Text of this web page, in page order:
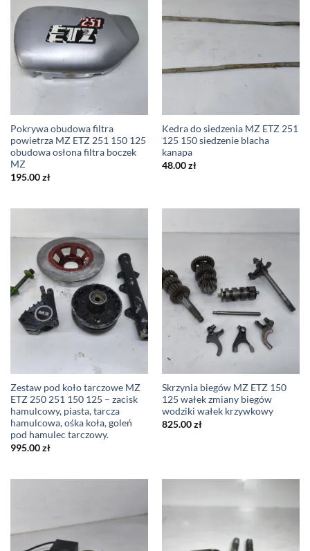
Pokrywa obudowa filtra
powietrza MZ ETZ 251 150 125
obudowa osłona filtra boczek
MZ
195.00zł
Kedra do siedzenia MZ ETZ 251
125 150 siedzenie blacha
kanapa
48.00zł
Zestaw pod koło tarczowe MZ
ETZ 250 251 150 125 – zacisk
hamulcowy, piasta, tarcza
hamulcowa, ośka koła, goleń
pod hamulec tarczowy.
995.00zł
Skrzynia biegów MZ ETZ 150
125 wałek zmiany biegów
wodziki wałek krzywkowy
825.00zł